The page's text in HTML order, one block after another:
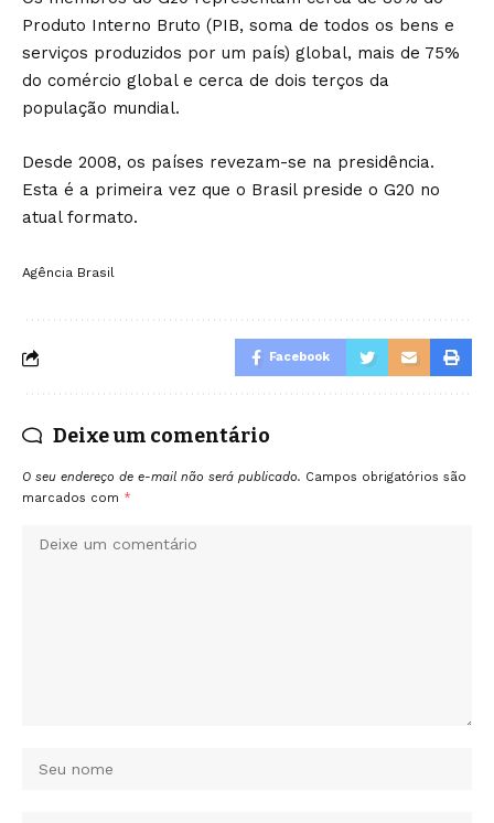
Produto Interno Bruto (PIB, soma de todos os bens e
serviços produzidos por um país) global, mais de 75%
do comércio global e cerca de dois terços da
população mundial.
Desde 2008, os países revezam-se na presidência.
Esta é a primeira vez que o Brasil preside o G20 no
atual formato.
Agência Brasil
Facebook
Deixe um comentário
O seu endereço de e-mail não será publicado. Campos obrigatórios são
marcados com *